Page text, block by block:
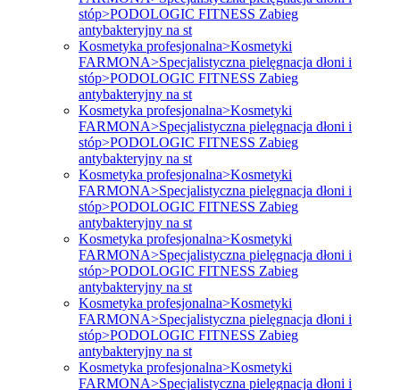
stóp>PODOLOGIC FITNESS Zabieg
antybakteryjny na st
Kosmetyka profesjonalna>Kosmetyki
FARMONA>Specjalistyczna pielęgnacja dłoni i
stóp>PODOLOGIC FITNESS Zabieg
antybakteryjny na st
Kosmetyka profesjonalna>Kosmetyki
FARMONA>Specjalistyczna pielęgnacja dłoni i
stóp>PODOLOGIC FITNESS Zabieg
antybakteryjny na st
Kosmetyka profesjonalna>Kosmetyki
FARMONA>Specjalistyczna pielęgnacja dłoni i
stóp>PODOLOGIC FITNESS Zabieg
antybakteryjny na st
Kosmetyka profesjonalna>Kosmetyki
FARMONA>Specjalistyczna pielęgnacja dłoni i
stóp>PODOLOGIC FITNESS Zabieg
antybakteryjny na st
Kosmetyka profesjonalna>Kosmetyki
FARMONA>Specjalistyczna pielęgnacja dłoni i
stóp>PODOLOGIC FITNESS Zabieg
antybakteryjny na st
Kosmetyka profesjonalna>Kosmetyki
FARMONA>Specjalistyczna pielęgnacja dłoni i